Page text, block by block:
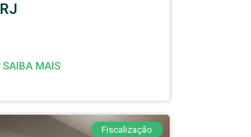
RJ
SAIBA MAIS
Fiscalização